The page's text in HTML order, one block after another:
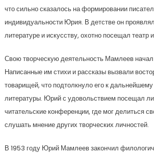
что сильно сказалось на формировании
индивидуальности Юрия. В детстве он
литературе и искусству, охотно посещал театр
Свою творческую деятельность Мамлеев
Написанные им стихи и рассказы вызвали
товарищей, что подтолкнуло его к
литературы. Юрий с удовольствием посещал
читательские конференции, где мог делиться
слушать мнение других творческих личностей.
В 1953 году Юрий Мамлеев закончил